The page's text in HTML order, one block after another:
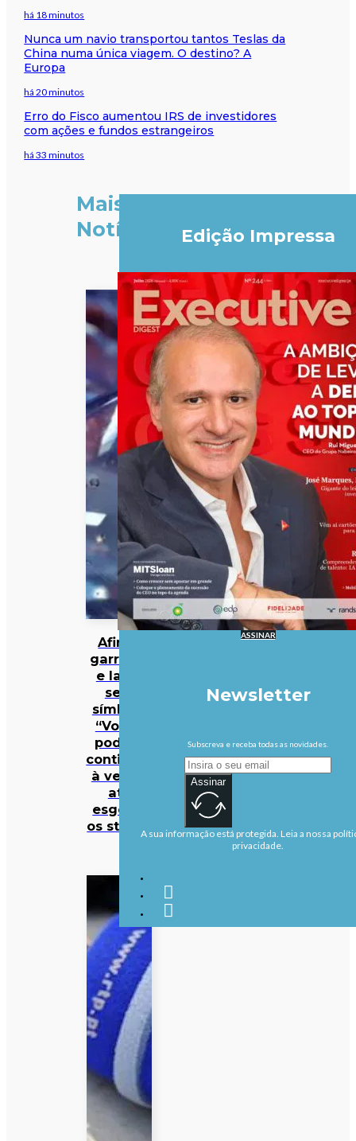
há 18 minutos
Nunca um navio transportou tantos Teslas da
China numa única viagem. O destino? A
Europa
há 20 minutos
Erro do Fisco aumentou IRS de investidores
com ações e fundos estrangeiros
há 33 minutos
Mais
Notícias
Afinal,
garrafas
e latas
sem
símbolo
“Volta”
podem
continuar
à venda
até
esgotar
os stocks
Edição Impressa
ASSINAR
Newsletter
Subscreva e receba todas as novidades.
Assinar
A sua informação está protegida. Leia a nossa
privacidade.